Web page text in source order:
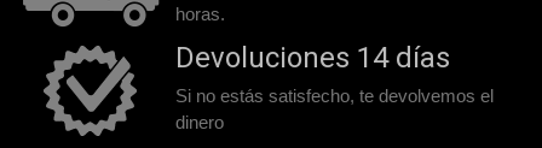
horas.
Devoluciones 14 días
Si no estás satisfecho, te devolvemos el
dinero